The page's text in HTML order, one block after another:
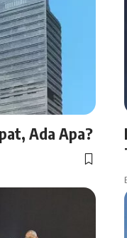
Ada Apa?